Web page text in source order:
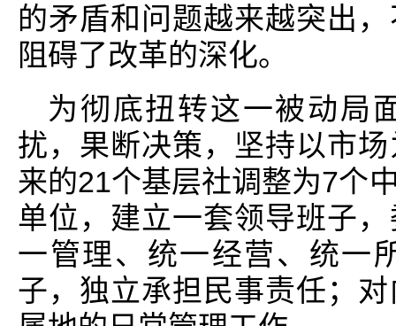
的矛盾和问题越来越突出
阻碍了改革的深化。
为彻底扭转这一被动局
扰，果断决策，坚持以市
来的21个基层社调整为7个
单位，建立一套领导班子
一管理、统一经营、统一
子，独立承担民事责任；